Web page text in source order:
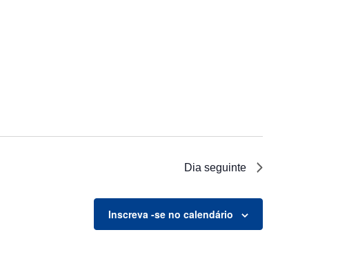
Dia seguinte
Inscreva -se no calendário